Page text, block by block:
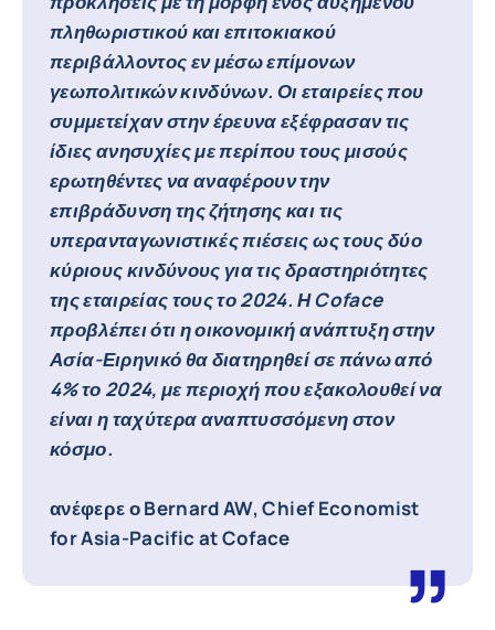
πληθωριστικού και επιτοκιακού
περιβάλλοντος εν μέσω επίμονων
γεωπολιτικών κινδύνων. Οι εταιρείες που
συμμετείχαν στην έρευνα εξέφρασαν τις
ίδιες ανησυχίες με περίπου τους μισούς
ερωτηθέντες να αναφέρουν την
επιβράδυνση της ζήτησης και τις
υπερανταγωνιστικές πιέσεις ως τους δύο
κύριους κινδύνους για τις δραστηριότητες
της εταιρείας τους το 2024. Η Coface
προβλέπει ότι η οικονομική ανάπτυξη στην
Ασία-Ειρηνικό θα διατηρηθεί σε πάνω από
4% το 2024, με περιοχή που εξακολουθεί να
είναι η ταχύτερα αναπτυσσόμενη στον
κόσμο.
ανέφερε οBernard AW, Chief Economist
for Asia-Pacific at Coface